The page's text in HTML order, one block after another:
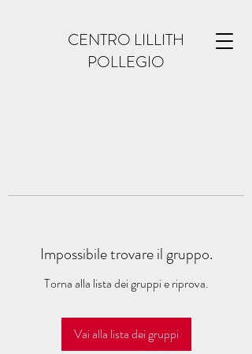
CENTRO LILLITH
POLLEGIO
Impossibile trovare il gruppo.
Torna alla lista dei gruppi e riprova.
Vai alla lista dei gruppi